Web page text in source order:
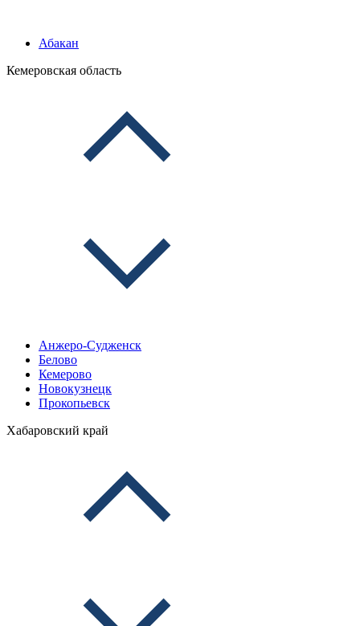
Абакан
Кемеровская область
Анжеро-Судженск
Белово
Кемерово
Новокузнецк
Прокопьевск
Хабаровский край